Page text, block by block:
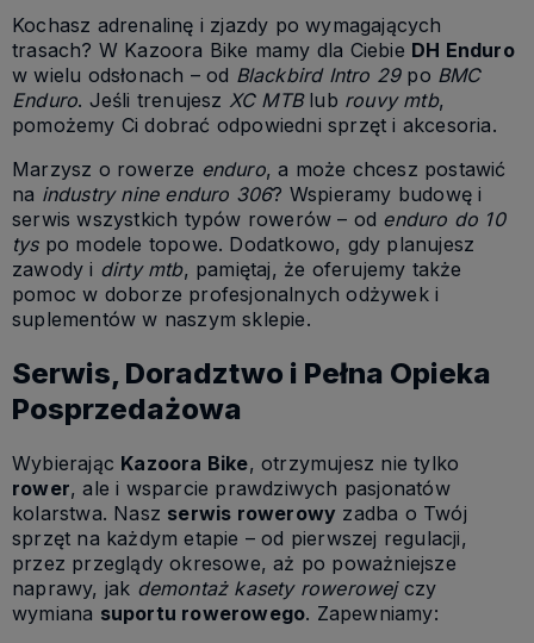
Kochasz adrenalinę i zjazdy po wymagających
trasach? W Kazoora Bike mamy dla Ciebie DH Enduro
w wielu odsłonach – od Blackbird Intro 29po BMC
Enduro. Jeśli trenujesz XC MTBlub rouvy mtb,
pomożemy Ci dobrać odpowiedni sprzęt i akcesoria.
Marzysz o rowerze enduro, a może chcesz postawić
na industry nine enduro 306? Wspieramy budowę i
serwis wszystkich typów rowerów – od enduro do 10
tyspo modele topowe. Dodatkowo, gdy planujesz
zawody i dirty mtb, pamiętaj, że oferujemy także
pomoc w doborze profesjonalnych odżywek i
suplementów w naszym sklepie.
Serwis, Doradztwo i Pełna Opieka
Posprzedażowa
Wybierając Kazoora Bike, otrzymujesz nie tylko
rower, ale i wsparcie prawdziwych pasjonatów
kolarstwa. Nasz serwis rowerowy zadba o Twój
sprzęt na każdym etapie – od pierwszej regulacji,
przez przeglądy okresowe, aż po poważniejsze
naprawy, jak demontaż kasety rowerowejczy
wymiana suportu rowerowego. Zapewniamy: